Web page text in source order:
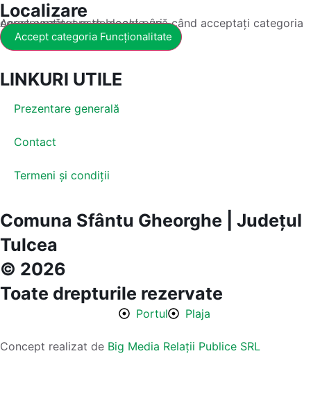
Localizare
Acest conținut este blocat până când acceptați categoria corespunzătoare de cookie-uri.
Accept categoria Funcționalitate
LINKURI UTILE
Prezentare generală
Contact
Termeni și condiții
Comuna Sfântu Gheorghe | Județul
Tulcea
© 2026
Toate drepturile rezervate
Portul Plaja
Concept realizat de Big Media Relații Publice SRL